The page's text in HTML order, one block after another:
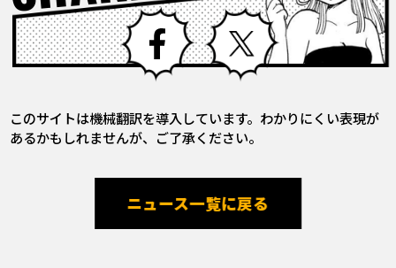
Facebook X
このサイトは機械翻訳を導入しています。わかりにくい表現が
あるかもしれませんが、ご了承ください。
ニュース一覧に戻る